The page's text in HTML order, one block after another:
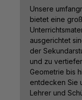
Unsere
bietet eine
ausgerichtet
der
und zu
Geometrie bis
entdecken Sie
Lehrer und